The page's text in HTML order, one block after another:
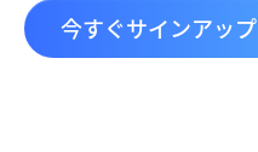
今すぐサインアップ